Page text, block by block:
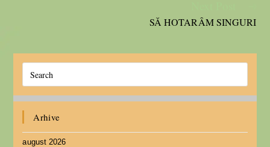
SĂ HOTARÂM SINGURI
Arhive
august 2026